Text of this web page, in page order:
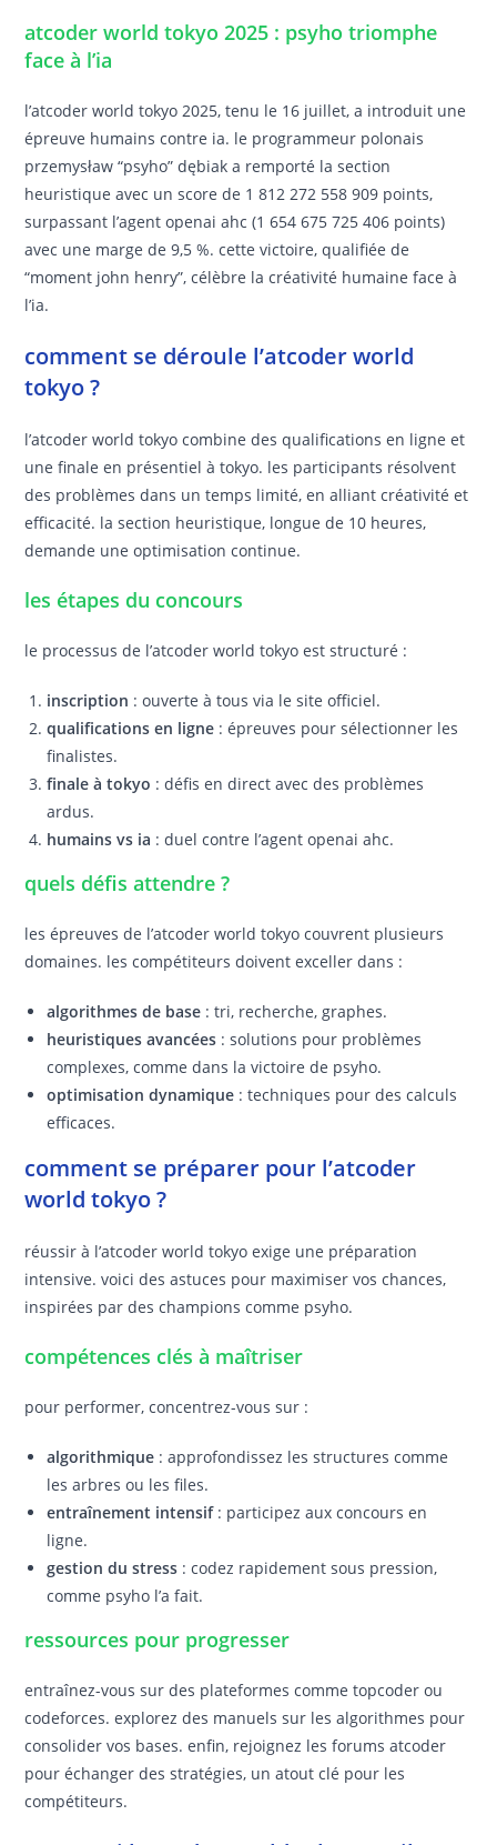
atcoder world tokyo 2025 : psyho triomphe
face à l’ia
l’atcoder world tokyo 2025, tenu le 16 juillet, a introduit une
épreuve humains contre ia. le programmeur polonais
przemysław “psyho” dębiak a remporté la section
heuristique avec un score de 1 812 272 558 909 points,
surpassant l’agent openai ahc (1 654 675 725 406 points)
avec une marge de 9,5 %. cette victoire, qualifiée de
“moment john henry”, célèbre la créativité humaine face à
l’ia.
comment se déroule l’atcoder world
tokyo ?
l’atcoder world tokyo combine des qualifications en ligne et
une finale en présentiel à tokyo. les participants résolvent
des problèmes dans un temps limité, en alliant créativité et
efficacité. la section heuristique, longue de 10 heures,
demande une optimisation continue.
les étapes du concours
le processus de l’atcoder world tokyo est structuré :
inscription : ouverte à tous via le site officiel.
qualifications en ligne : épreuves pour sélectionner les
finalistes.
finale à tokyo : défis en direct avec des problèmes
ardus.
humains vs ia : duel contre l’agent openai ahc.
quels défis attendre ?
les épreuves de l’atcoder world tokyo couvrent plusieurs
domaines. les compétiteurs doivent exceller dans :
algorithmes de base : tri, recherche, graphes.
heuristiques avancées : solutions pour problèmes
complexes, comme dans la victoire de psyho.
optimisation dynamique : techniques pour des calculs
efficaces.
comment se préparer pour l’atcoder
world tokyo ?
réussir à l’atcoder world tokyo exige une préparation
intensive. voici des astuces pour maximiser vos chances,
inspirées par des champions comme psyho.
compétences clés à maîtriser
pour performer, concentrez-vous sur :
algorithmique : approfondissez les structures comme
les arbres ou les files.
entraînement intensif: participez aux concours en
ligne.
gestion du stress : codez rapidement sous pression,
comme psyho l’a fait.
ressources pour progresser
entraînez-vous sur des plateformes comme topcoder ou
codeforces. explorez des manuels sur les algorithmes pour
consolider vos bases. enfin, rejoignez les forums atcoder
pour échanger des stratégies, un atout clé pour les
compétiteurs.